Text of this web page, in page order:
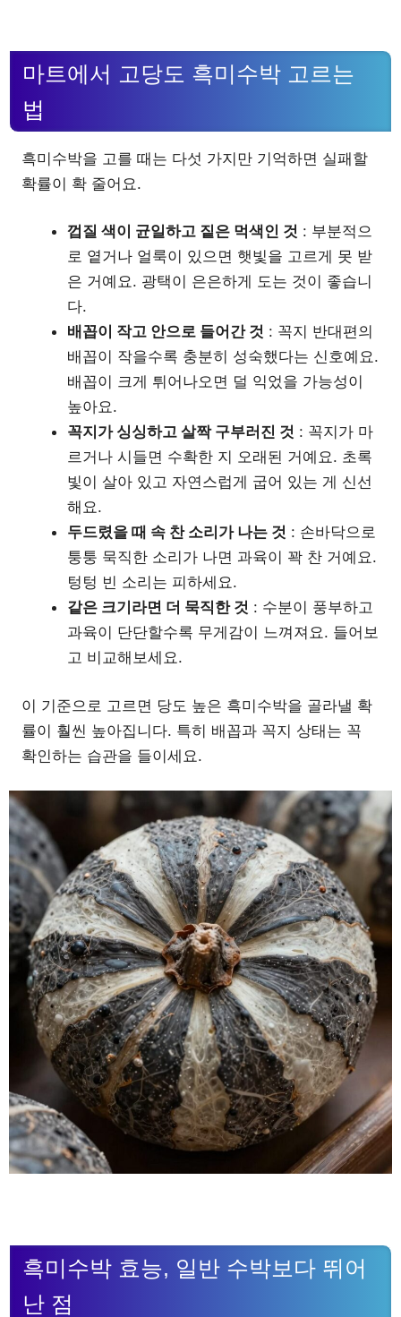
마트에서 고당도 흑미수박 고르는
법
흑미수박을 고를 때는 다섯 가지만 기억하면 실패할
확률이 확 줄어요.
껍질 색이 균일하고 짙은 먹색인 것 : 부분적으
로 옅거나 얼룩이 있으면 햇빛을 고르게 못 받
은 거예요. 광택이 은은하게 도는 것이 좋습니
다.
배꼽이 작고 안으로 들어간 것 : 꼭지 반대편의
배꼽이 작을수록 충분히 성숙했다는 신호예요.
배꼽이 크게 튀어나오면 덜 익었을 가능성이
높아요.
꼭지가 싱싱하고 살짝 구부러진 것 : 꼭지가 마
르거나 시들면 수확한 지 오래된 거예요. 초록
빛이 살아 있고 자연스럽게 굽어 있는 게 신선
해요.
두드렸을 때 속 찬 소리가 나는 것 : 손바닥으로
퉁퉁 묵직한 소리가 나면 과육이 꽉 찬 거예요.
텅텅 빈 소리는 피하세요.
같은 크기라면 더 묵직한 것 : 수분이 풍부하고
과육이 단단할수록 무게감이 느껴져요. 들어보
고 비교해보세요.
이 기준으로 고르면 당도 높은 흑미수박을 골라낼 확
률이 훨씬 높아집니다. 특히 배꼽과 꼭지 상태는 꼭
확인하는 습관을 들이세요.
흑미수박 효능, 일반 수박보다 뛰어
난 점